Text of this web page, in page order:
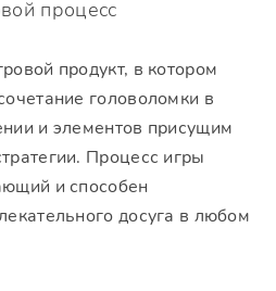
процесс
продукт, в котором
головоломки в
и элементов присущим
Процесс игры
и способен
досуга в любом